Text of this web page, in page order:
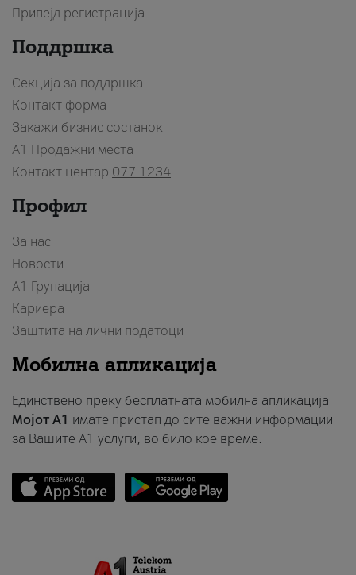
Припејд регистрација
Поддршка
Секција за поддршка
Контакт форма
Закажи бизнис состанок
A1 Продажни места
Контакт центар 077 1234
Профил
За нас
Новости
А1 Групација
Кариера
Заштита на лични податоци
Мобилна апликација
Единствено преку бесплатната мобилна апликација
Мојот A1 имате пристап до сите важни информации
за Вашите A1 услуги, во било кое време.